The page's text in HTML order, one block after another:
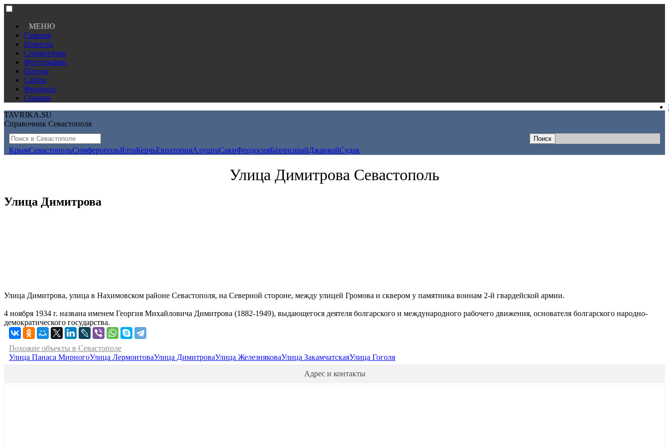
МЕНЮ
Главная
Новости
Справочник
Фотографии
Погода
Сайты
Финансы
Сонник
TAVRIKA.SU
Справочник Севастополя
КрымСевастопольСимферопольЯлтаКерчьЕвпаторияАлуштаСакиФеодосияБахчисарайДжанкойСудак
Улица Димитрова Севастополь
Улица Димитрова
Улица Димитрова, улица в Нахимовском районе Севастополя, на Северной стороне, между улицей Громова и сквером у памятника воинам 2-й гвардейской армии.
4 ноября 1934 г. названа именем Георгия Михайловича Димитрова (1882-1949), выдающегося деятеля болгарского и международного рабочего движения, основателя болгарского народно-
демократического государства.
Похожие объекты в Севастополе
Улица Панаса МирногоУлица ЛермонтоваУлица ДимитроваУлица ЖелезняковаУлица ЗакамчатскаяУлица Гоголя
Адрес и контакты